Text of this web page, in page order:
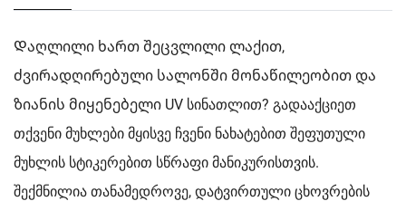
Დაღლილი ხართ შეცვლილი ლაქით,
ძვირადღირებული სალონში მონაწილეობით და
ზიანის მიყენებელი UV სინათლით? გადააქციეთ
თქვენი მუხლები მყისვე ჩვენი ნახატებით შეფუთული
მუხლის სტიკერებით სწრაფი მანიკურისთვის.
შექმნილია თანამედროვე, დატვირთული ცხოვრების